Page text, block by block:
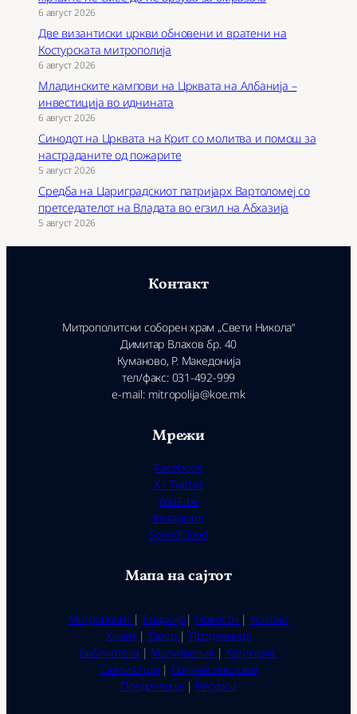
6 август 2026
Две византиски цркви обновени и вратени на
Костурската митрополија
6 август 2026
Младинските кампови на Црквата на Албанија –
инвестиција во иднината
6 август 2026
Синодот на Црквата на Крит со молитва и помош за
настраданите од пожарите
5 август 2026
Средба на Цариградскиот патријарх Вартоломеј со
претседателот на Владата во егзил на Абхазија
5 август 2026
Контакт
Митрополитски соборен храм „Свети Никола“
Димитар Влахов бр. 40
Куманово, Р. Македонија
тел/факс: 031-492-999
e-mail: mitropolija@koe.mk
Мрежи
Facebook
X / Twitter
YouTube
Instagram
SoundCloud
Мапа на сајтот
Митрополит | Епархија| Новости | Контакт
Книги | Тавор | Продавница
Библиотека | Молитвеник | Катихизис
Свети Отци| Поучни текстови
Предизвици | Ресурси